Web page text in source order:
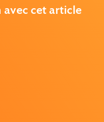
avec cet article